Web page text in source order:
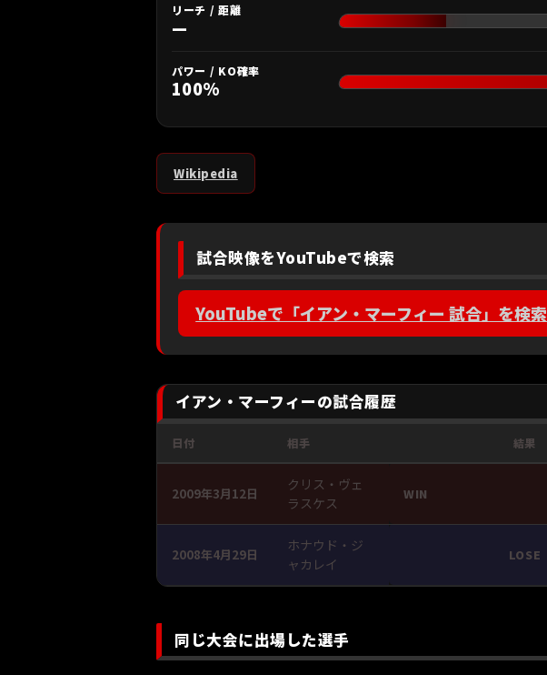
リーチ / 距離
—
パワー / KO確率
100%
Wikipedia
試合映像をYouTubeで検索
YouTubeで「イアン・マーフィー 試合」を検索
イアン・マーフィーの試合履歴
日付 相手 結果
2009年3月12日
クリス・ヴェ
ラスケス
WIN
2008年4月29日
ホナウド・ジ
ャカレイ
LOSE
同じ大会に出場した選手